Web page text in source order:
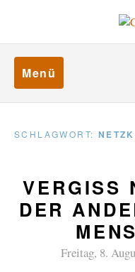
Menü
SCHLAGWORT:
VERGISS
DER
Freitag, 8.